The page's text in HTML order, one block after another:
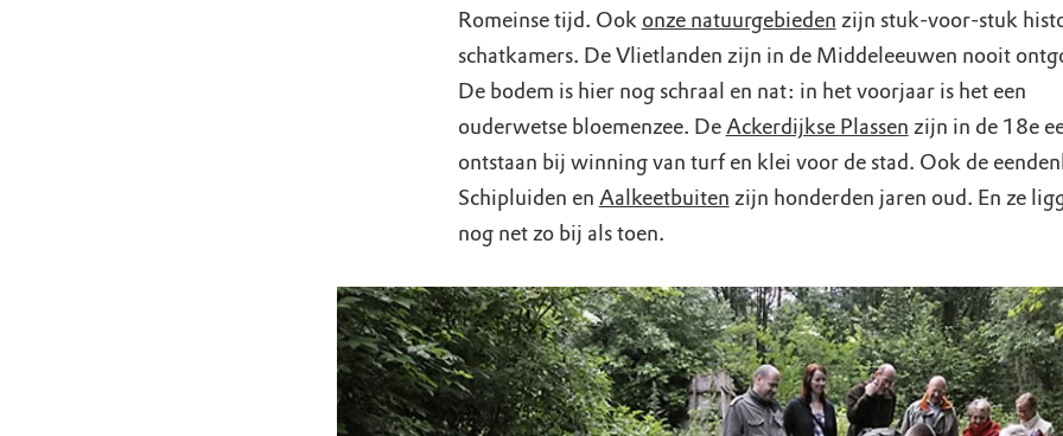
Romeinse tijd. Ook onze natuurgebieden zijn stuk-voor-stuk
schatkamers. De Vlietlanden zijn in de Middeleeuwen nooit
De bodem is hier nog schraal en nat: in het voorjaar is het een
ouderwetse bloemenzee. DeAckerdijkse Plassen zijn in de 18e
ontstaan bij winning van turf en klei voor de stad. Ook de
Schipluiden en Aalkeetbuiten zijn honderden jaren oud. En ze
nog net zo bij als toen.